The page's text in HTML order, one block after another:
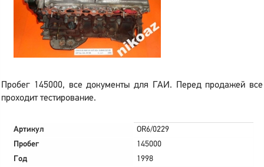
Пробег 145000, все документы для ГАИ. Перед продажей все
проходит тестирование.
Артикул
OR6/0229
Пробег
145000
Год
1998